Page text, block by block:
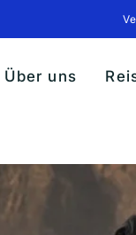
Über uns